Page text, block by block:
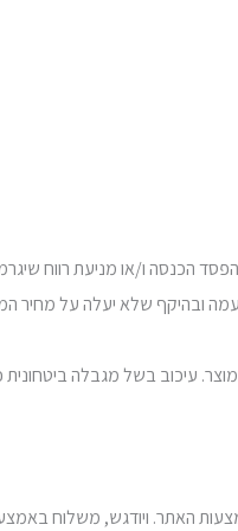
הכנסה ו/או מניעת רווח
ובהיקף שלא יעלה על מחיר
ואולם באזורים אלה יתכן עיכוב של עד 14 יום ממועד האספקה הקבוע בעמוד המוצר.
האתר. ויודגש, משלוח